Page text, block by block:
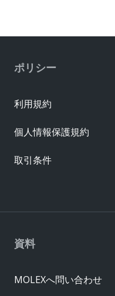
資料
MOLEXへ問い合わせ
ポリシー
利用規約
個人情報保護規約
取引条件